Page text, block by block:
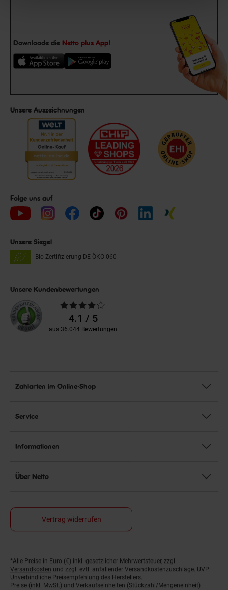
Downloade die Netto plus App!
Unsere Auszeichnungen
Folge uns auf
Unsere Siegel
Bio Zertifizierung DE-ÖKO-060
Unsere Kundenbewertungen
Durchschnittliche
Bewertungen4.1 / 5
aus 36.044 Bewertungen
Zahlarten im Online-Shop
Service
Informationen
Über Netto
Vertrag widerrufen
Fußnoten
*Alle Preise in Euro (€) inkl. gesetzlicher Mehrwertsteuer, zzgl.
Versandkosten und zzgl. evtl. anfallender Versandkostenzuschläge. UVP:
Unverbindliche Preisempfehlung des Herstellers.
Preise (inkl. MwSt.) und Verkaufseinheiten (Stückzahl/Mengeneinheit)